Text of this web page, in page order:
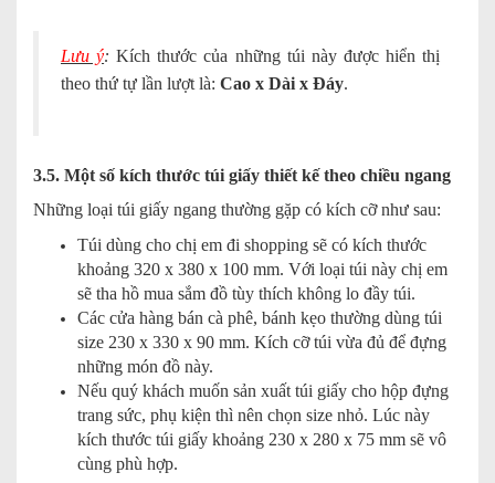
Lưu ý: Kích thước của những túi này được hiển thị
theo thứ tự lần lượt là: Cao x Dài x Đáy.
3.5. Một số kích thước túi giấy thiết kế theo chiều ngang
Những loại túi giấy ngang thường gặp có kích cỡ như sau:
Túi dùng cho chị em đi shopping sẽ có kích thước
khoảng 320 x 380 x 100 mm. Với loại túi này chị em
sẽ tha hồ mua sắm đồ tùy thích không lo đầy túi.
Các cửa hàng bán cà phê, bánh kẹo thường dùng túi
size 230 x 330 x 90 mm. Kích cỡ túi vừa đủ để đựng
những món đồ này.
Nếu quý khách muốn sản xuất túi giấy cho hộp đựng
trang sức, phụ kiện thì nên chọn size nhỏ. Lúc này
kích thước túi giấy khoảng 230 x 280 x 75 mm sẽ vô
cùng phù hợp.